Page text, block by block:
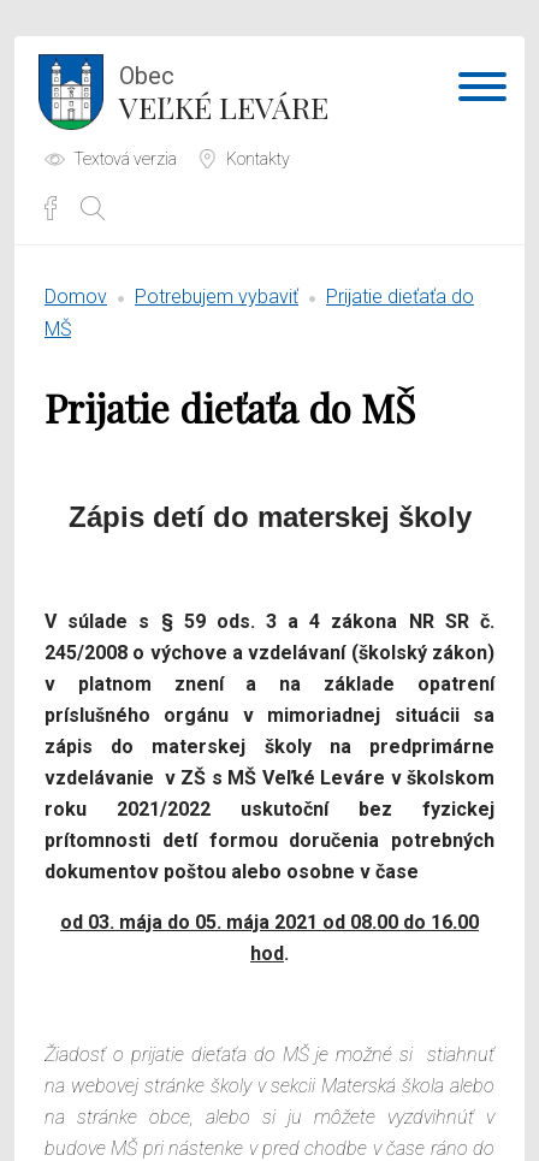
Obec
VEĽKÉ LEVÁRE
Textová verzia Kontakty
Samospráva
Domov Potrebujem vybaviť
Prijatie dieťaťa do
MŠ
Prijatie dieťaťa do MŠ
Zápis detí do materskej školy
V súlade s § 59 ods. 3 a 4 zákona NR SR č.
245/2008 o výchove a vzdelávaní (školský zákon)
v platnom znení a na základe opatrení
príslušného orgánu v mimoriadnej situácii sa
zápis do materskej školy na predprimárne
vzdelávanie v ZŠ s MŠ Veľké Leváre v školskom
roku 2021/2022 uskutoční bez fyzickej
prítomnosti detí formou doručenia potrebných
dokumentov poštou alebo osobne v čase
od 03. mája do 05. mája 2021 od 08.00 do 16.00
hod.
Žiadosť o prijatie dieťaťa do MŠ je možné si stiahnuť
na webovej stránke školy v sekcii Materská škola alebo
na stránke obce, alebo si ju môžete vyzdvihnúť v
budove MŠ pri nástenke v pred chodbe v čase ráno do